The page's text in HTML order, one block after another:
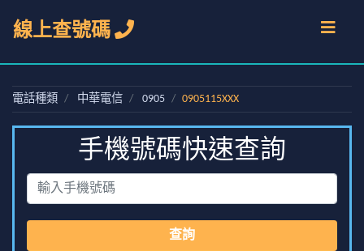
線上查號碼
電話種類 中華電信 0905 0905115XXX
手機號碼快速查詢
查詢